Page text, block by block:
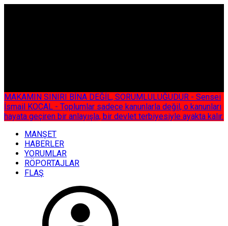
MAKAMIN SINIRI BİNA DEĞİL, SORUMLULUĞUDUR - Sensei
İsmail KOCAL - Toplumlar sadece kanunlarla değil, o kanunları
hayata geçiren bir anlayışla, bir devlet terbiyesiyle ayakta kalır.
MANŞET
HABERLER
YORUMLAR
RÖPORTAJLAR
FLAŞ